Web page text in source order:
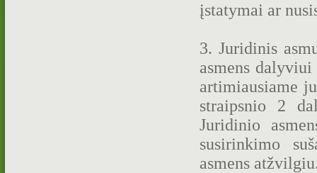
įstatymai ar
3. Juridinis
asmens
artimiausiame
straipsnio 2
Juridinio
susirinkimo
asmens